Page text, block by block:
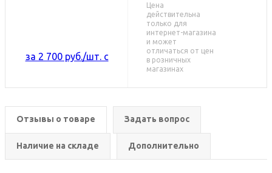
Цена
действительна
только для
интернет-магазина
и может
отличаться от цен
в розничных
магазинах
Отзывы о товаре Задать вопрос
Наличие на складе Дополнительно